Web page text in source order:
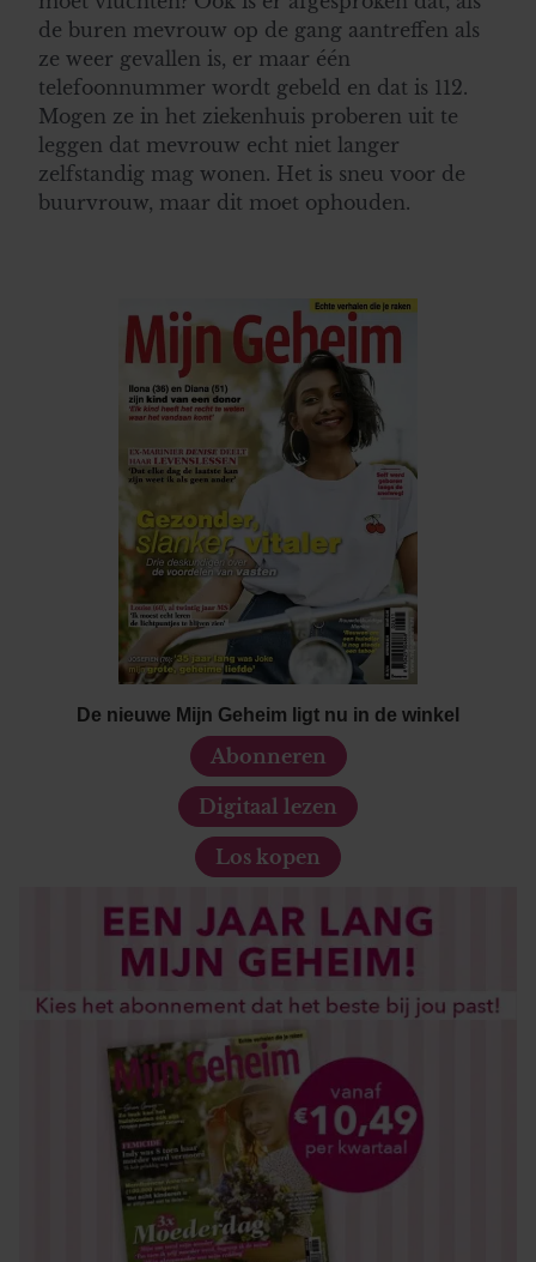
de buren mevrouw op de gang aantreffen als
ze weer gevallen is, er maar één
telefoonnummer wordt gebeld en dat is 112.
Mogen ze in het ziekenhuis proberen uit te
leggen dat mevrouw echt niet langer
zelfstandig mag wonen. Het is sneu voor de
buurvrouw, maar dit moet ophouden.
De nieuwe Mijn Geheim ligt nu in de winkel
Abonneren
Digitaal lezen
Los kopen